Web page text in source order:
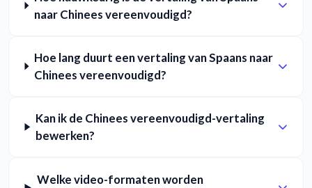
naar Chinees vereenvoudigd?
Hoe lang duurt een vertaling van Spaans naar
Chinees vereenvoudigd?
Kan ik de Chinees vereenvoudigd-vertaling
bewerken?
Welke video-formaten worden